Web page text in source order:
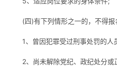
(四)有下列情形之一的，不得报
1、曾因犯罪受过刑事处罚的人
2、尚未解除党纪、政纪处分或